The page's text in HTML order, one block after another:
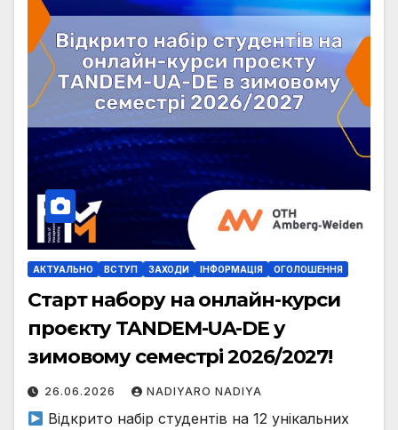
АКТУАЛЬНО ВСТУП ЗАХОДИ ІНФОРМАЦІЯ ОГОЛОШЕННЯ
Старт набору на онлайн-курси
проєкту TANDEM-UA-DE у
зимовому семестрі 2026/2027!
26.06.2026 NADIYARO NADIYA
Відкрито набір студентів на 12 унікальних